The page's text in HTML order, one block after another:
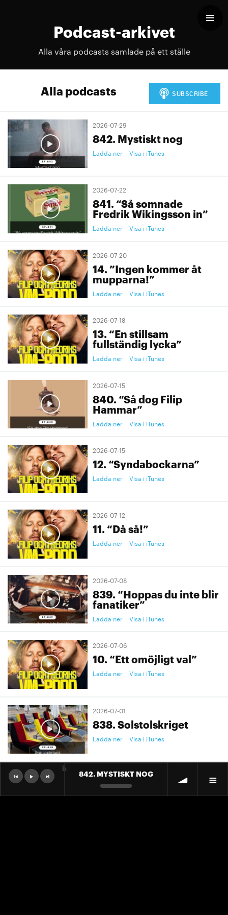
Podcast-arkivet
Alla våra podcasts samlade på ett ställe
Alla podcasts
2026-07-29
842. Mystiskt nog
Ladda ner Visa i iTunes
2026-07-22
841. “Så somnade
Fredrik Wikingsson in”
Ladda ner Visa i iTunes
2026-07-20
14. ”Ingen kommer åt
mupparna!”
Ladda ner Visa i iTunes
2026-07-18
13. “En stillsam
fullständig lycka”
Ladda ner Visa i iTunes
2026-07-15
840. “Så dog Filip
Hammar”
Ladda ner Visa i iTunes
2026-07-15
12. “Syndabockarna”
Ladda ner Visa i iTunes
2026-07-12
11. “Då så!”
Ladda ner Visa i iTunes
2026-07-08
839. “Hoppas du inte blir
fanatiker”
Ladda ner Visa i iTunes
2026-07-06
10. “Ett omöjligt val”
Ladda ner Visa i iTunes
2026-07-01
838. Solstolskriget
Ladda ner Visa i iTunes
2026-07-01
9. "Ett landslag att älska"
842. MYSTISKT NOG
b